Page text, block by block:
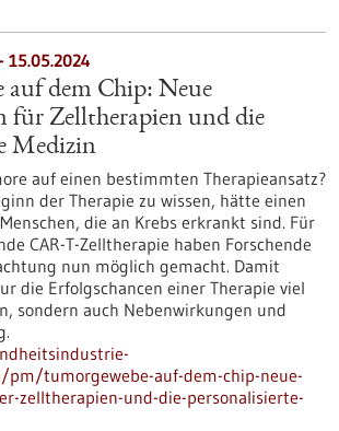
auf dem Chip: Neue
für Zelltherapien und die
Medizin
auf einen bestimmten Therapieansatz?
der Therapie zu wissen, hätte einen
die an Krebs erkrankt sind. Für
CAR-T-Zelltherapie haben Forschende
nun möglich gemacht. Damit
die Erfolgschancen einer Therapie viel
sondern auch Nebenwirkungen und
pm/tumorgewebe-auf-dem-chip-neue-
zelltherapien-und-die-personalisierte-